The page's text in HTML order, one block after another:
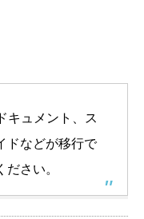
キュメント、ス
ドなどが移行で
さい。